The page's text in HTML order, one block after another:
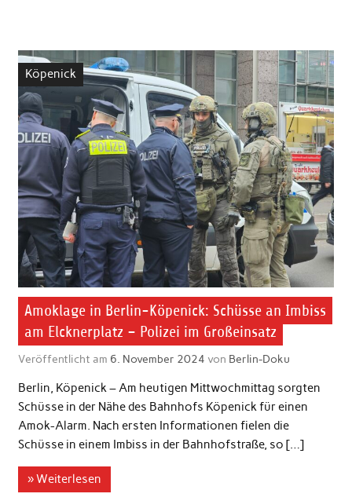
Köpenick
Amoklage in Berlin-Köpenick: Schüsse an Imbiss
am Elcknerplatz – Polizei im Großeinsatz
Veröffentlicht am 6. November 2024 von Berlin-Doku
Berlin, Köpenick – Am heutigen Mittwochmittag sorgten
Schüsse in der Nähe des Bahnhofs Köpenick für einen
Amok-Alarm. Nach ersten Informationen fielen die
Schüsse in einem Imbiss in der Bahnhofstraße, so […]
» Weiterlesen